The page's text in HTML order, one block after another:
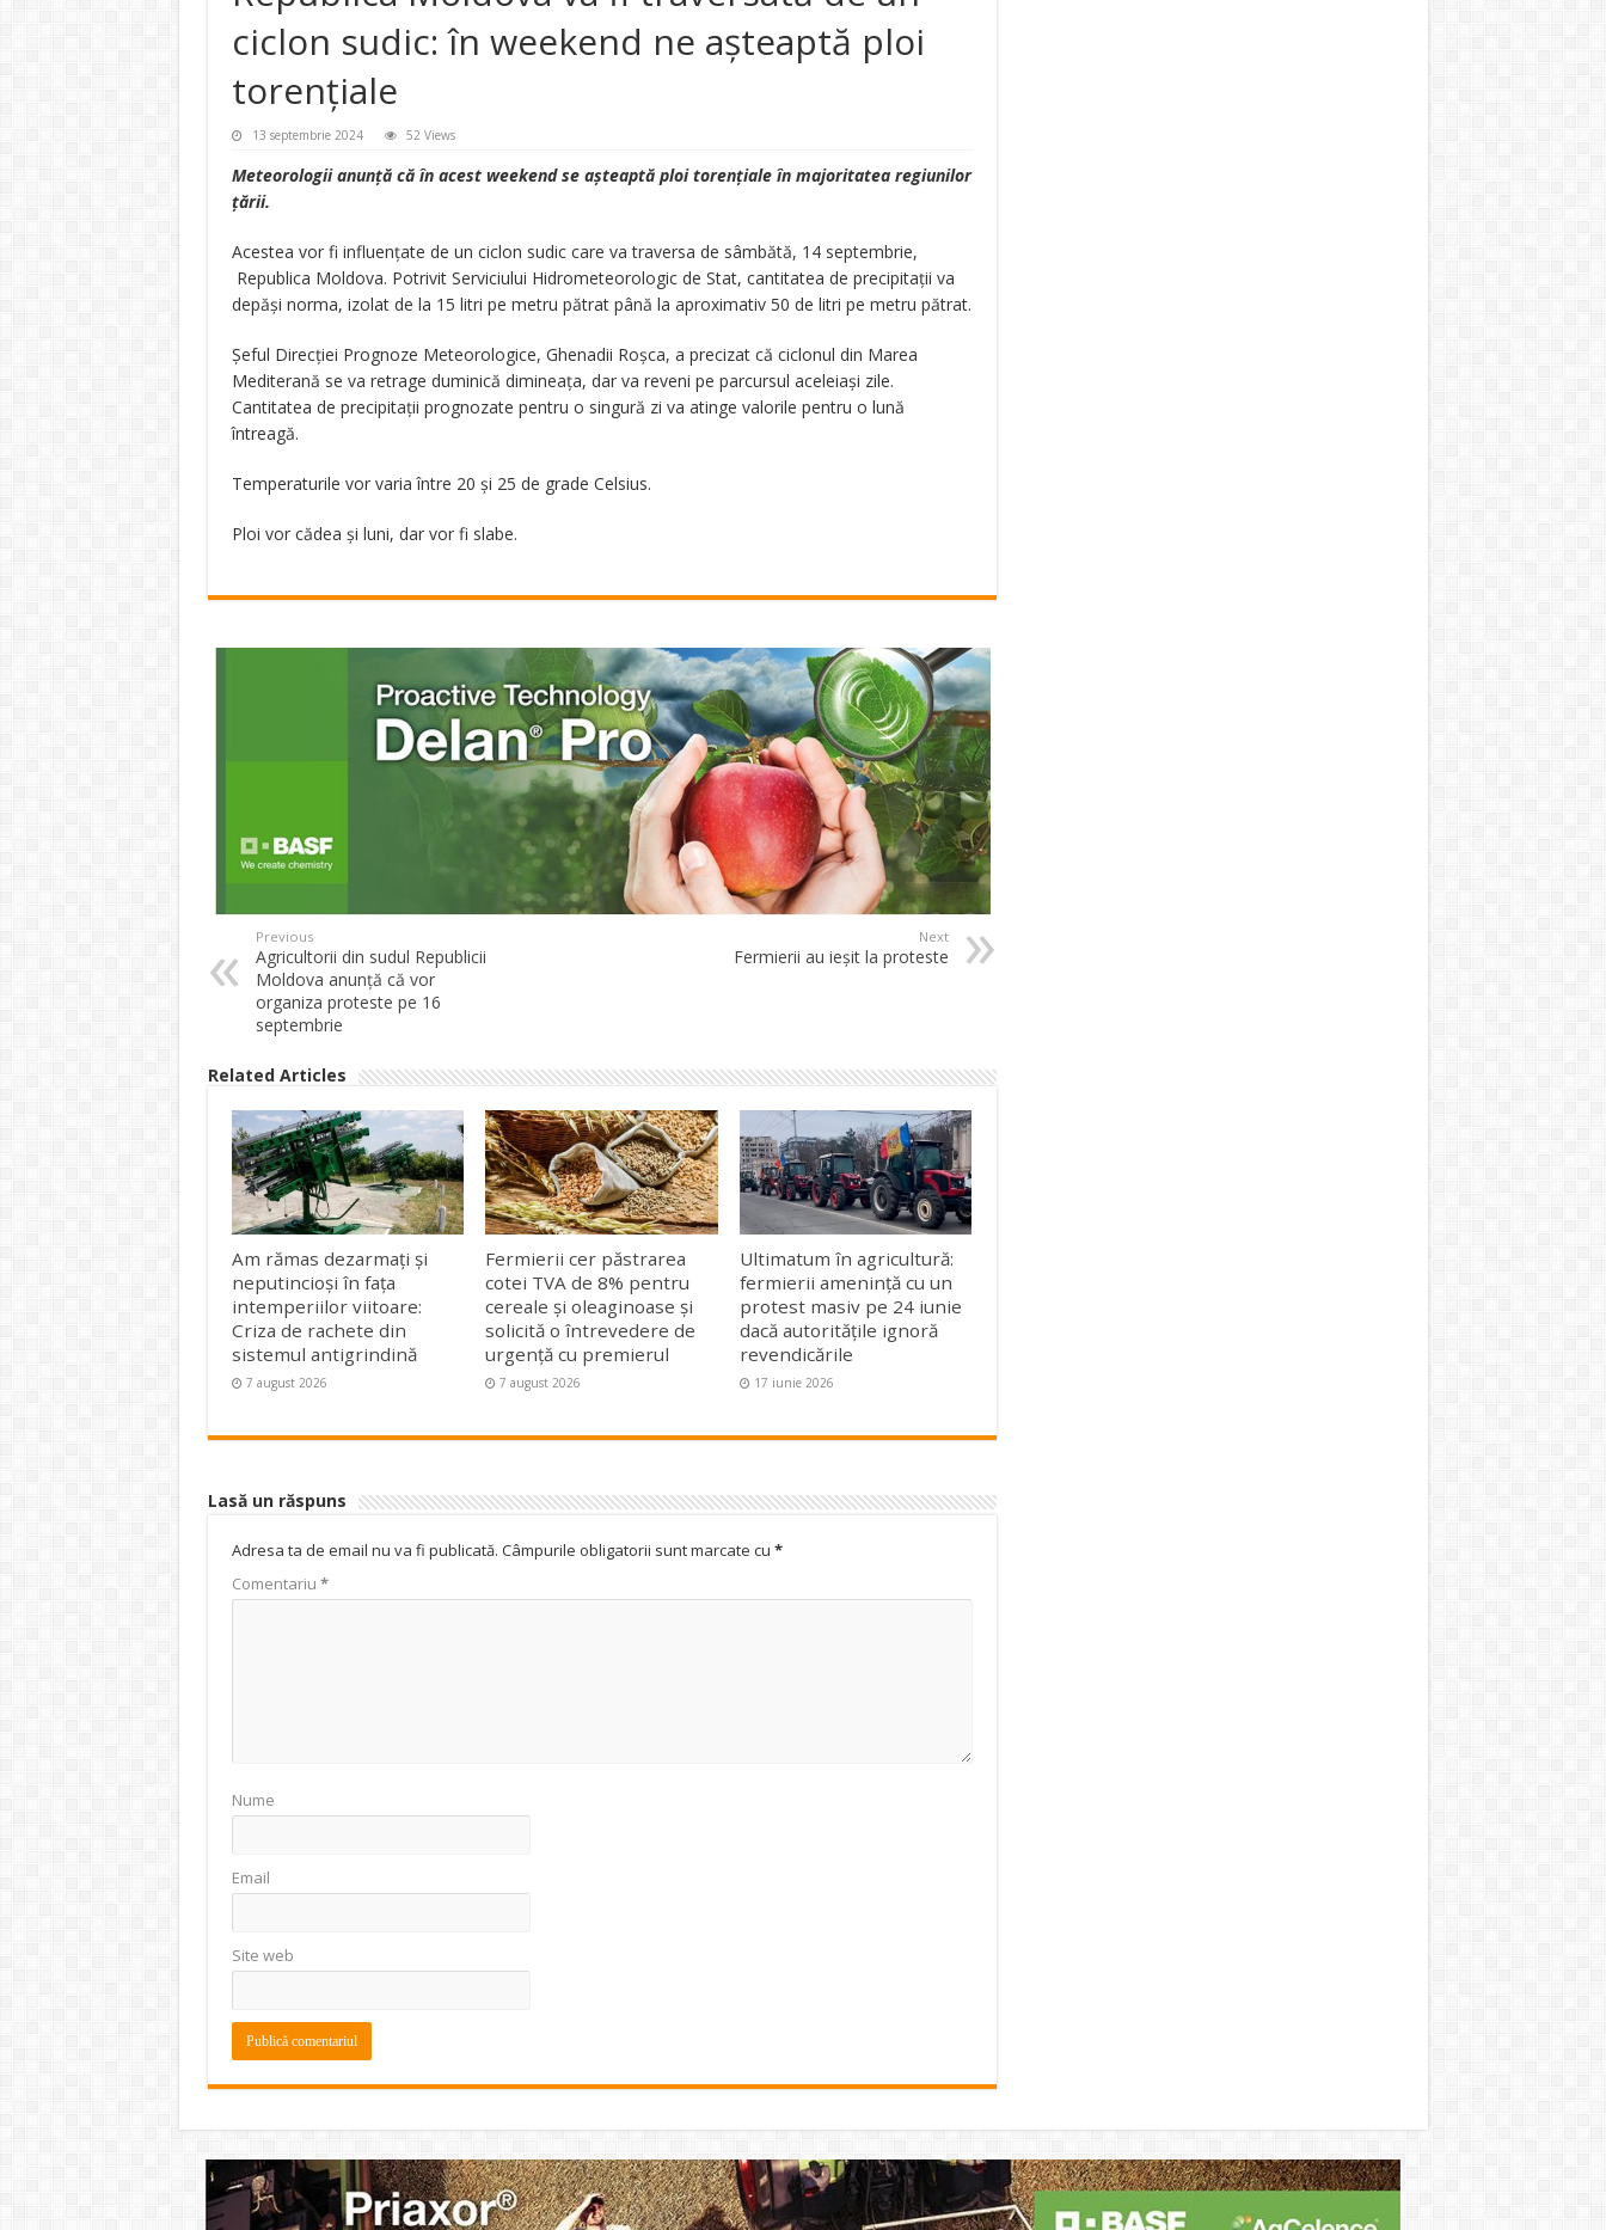
ciclon sudic: în weekend ne așteaptă ploi
torențiale
13 septembrie 2024 52 Views
Meteorologii anunţă că în acest weekend se aşteaptă ploi torenţiale în majoritatea regiunilor
ţării.
Acestea vor fi influențate de un ciclon sudic care va traversa de sâmbătă, 14 septembrie,
Republica Moldova. Potrivit Serviciului Hidrometeorologic de Stat, cantitatea de precipitaţii va
depăşi norma, izolat de la 15 litri pe metru pătrat până la aproximativ 50 de litri pe metru pătrat.
Șeful Direcţiei Prognoze Meteorologice, Ghenadii Roşca, a precizat că ciclonul din Marea
Mediterană se va retrage duminică dimineaţa, dar va reveni pe parcursul aceleiaşi zile.
Cantitatea de precipitaţii prognozate pentru o singură zi va atinge valorile pentru o lună
întreagă.
Temperaturile vor varia între 20 şi 25 de grade Celsius.
Ploi vor cădea şi luni, dar vor fi slabe.
Previous
Agricultorii din sudul Republicii
Moldova anunţă că vor
organiza proteste pe 16
septembrie
Next
Fermierii au ieșit la proteste
Related Articles
Am rămas dezarmați și
neputincioși în fața
intemperiilor viitoare:
Criza de rachete din
sistemul antigrindină
7 august 2026
Fermierii cer păstrarea
cotei TVA de 8% pentru
cereale și oleaginoase și
solicită o întrevedere de
urgență cu premierul
7 august 2026
Ultimatum în agricultură:
fermierii amenință cu un
protest masiv pe 24 iunie
dacă autoritățile ignoră
revendicările
17 iunie 2026
Lasă un răspuns
Adresa ta de email nu va fi publicată. Câmpurile obligatorii sunt marcate cu *
Comentariu *
Nume
Email
Site web